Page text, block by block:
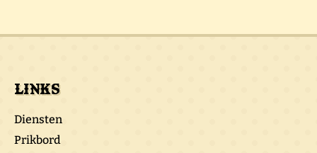
Links
Diensten
Prikbord